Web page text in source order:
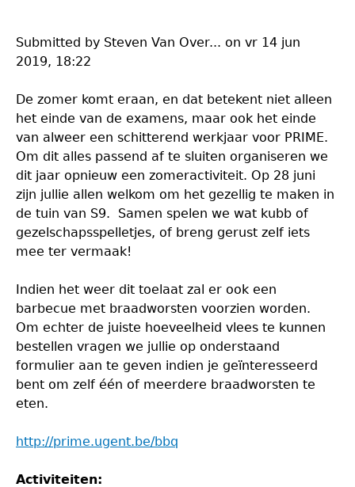
Submitted by Steven Van Over... on vr 14 jun
2019, 18:22
De zomer komt eraan, en dat betekent niet alleen
het einde van de examens, maar ook het einde
van alweer een schitterend werkjaar voor PRIME.
Om dit alles passend af te sluiten organiseren we
dit jaar opnieuw een zomeractiviteit. Op 28 juni
zijn jullie allen welkom om het gezellig te maken in
de tuin van S9. Samen spelen we wat kubb of
gezelschapsspelletjes, of breng gerust zelf iets
mee ter vermaak!
Indien het weer dit toelaat zal er ook een
barbecue met braadworsten voorzien worden.
Om echter de juiste hoeveelheid vlees te kunnen
bestellen vragen we jullie op onderstaand
formulier aan te geven indien je geïnteresseerd
bent om zelf één of meerdere braadworsten te
eten.
http://prime.ugent.be/bbq
Activiteiten: